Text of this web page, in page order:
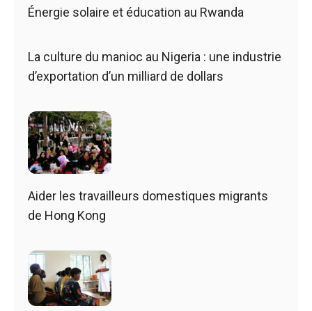
Énergie solaire et éducation au Rwanda
La culture du manioc au Nigeria : une industrie
d’exportation d’un milliard de dollars
Aider les travailleurs domestiques migrants
de Hong Kong